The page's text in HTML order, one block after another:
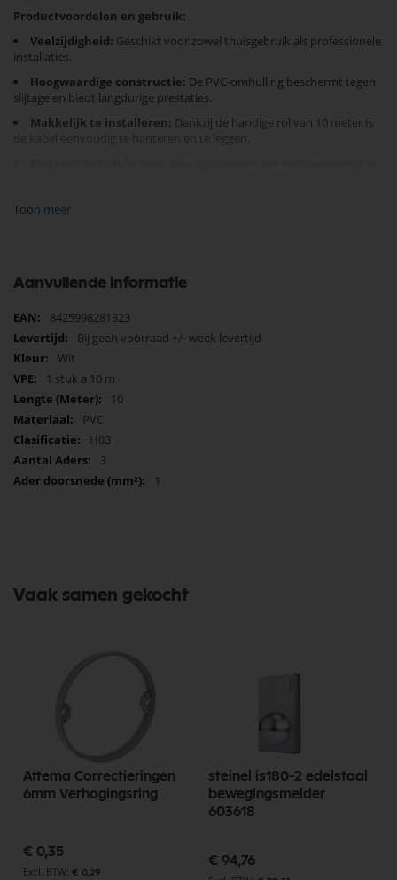
Productvoordelen en gebruik:
Veelzijdigheid: Geschikt voor zowel thuisgebruik als professionele
installaties.
Hoogwaardige constructie: De PVC-omhulling beschermt tegen
slijtage en biedt langdurige prestaties.
Makkelijk te installeren: Dankzij de handige rol van 10 meter is
de kabel eenvoudig te hanteren en te leggen.
Met zijn hoogwaardige constructie en betrouwbare prestaties is deze
Toon meer
Aanvullende informatie
Meer
informatie
8425998281323
Bij geen voorraad +/- week levertijd
Wit
1 stuk a 10 m
10
PVC
H03
3
1
Vaak samen gekocht
Attema Correctieringen
6mm Verhogingsring
€ 0,35
€ 0,29
steinel is180-2 edelstaal
bewegingsmelder
603618
€ 94,76